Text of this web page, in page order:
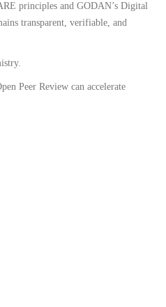
principles and GODAN’s Digital
transparent, verifiable, and
Peer Review can accelerate